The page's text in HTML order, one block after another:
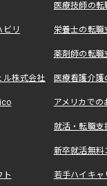
医療技師の
ビリ 栄養士の転
薬剤師の転
ル株式会社 医療看護介
アメリカで
就活・転職
新卒就活無料
ト 若手ハイキ